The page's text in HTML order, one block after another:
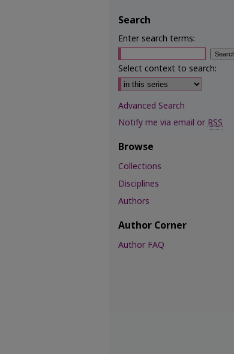
Search
Enter search terms:
Select context to search:
Advanced Search
Notify me via email orRSS
Browse
Collections
Disciplines
Authors
Author Corner
Author FAQ